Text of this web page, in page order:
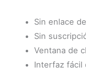
Sin enlace
Sin
Ventana de
Interfaz fácil